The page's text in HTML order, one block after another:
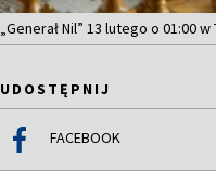
„Generał Nil” 13 lutego o 01:00
UDOSTĘPNIJ
FACEBOOK